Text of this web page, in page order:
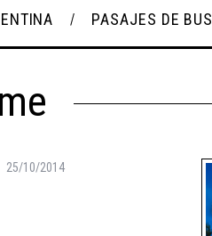
PASAJES DE BUS
25/10/2014